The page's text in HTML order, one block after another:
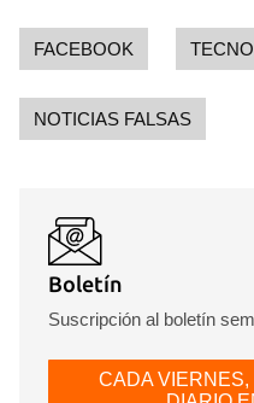
FACEBOOK
NOTICIAS FALSAS
Boletín
Suscripción al boletín
CADA